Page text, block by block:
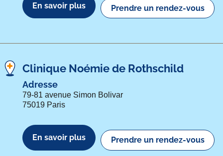
En savoir plus Prendre un rendez-vous
Clinique Noémie de Rothschild
Adresse
79-81 avenue Simon Bolivar
75019 Paris
En savoir plus Prendre un rendez-vous